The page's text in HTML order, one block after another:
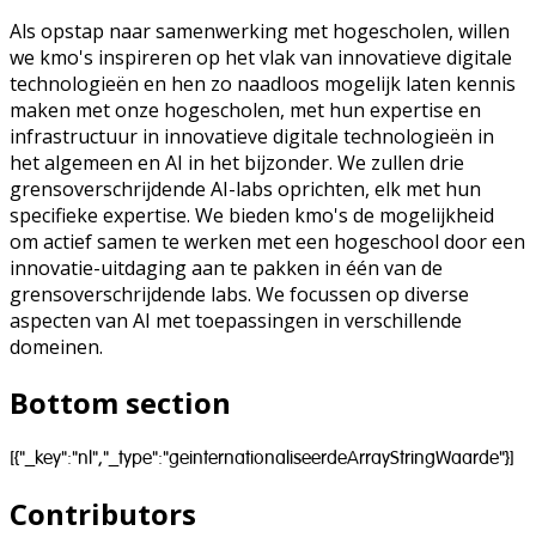
Als opstap naar samenwerking met hogescholen, willen
we kmo's inspireren op het vlak van innovatieve digitale
technologieën en hen zo naadloos mogelijk laten kennis
maken met onze hogescholen, met hun expertise en
infrastructuur in innovatieve digitale technologieën in
het algemeen en AI in het bijzonder. We zullen drie
grensoverschrijdende AI-labs oprichten, elk met hun
specifieke expertise. We bieden kmo's de mogelijkheid
om actief samen te werken met een hogeschool door een
innovatie-uitdaging aan te pakken in één van de
grensoverschrijdende labs. We focussen op diverse
aspecten van AI met toepassingen in verschillende
domeinen.
Bottom section
[{"_key":"nl","_type":"geinternationaliseerdeArrayStringWaarde"}]
Contributors